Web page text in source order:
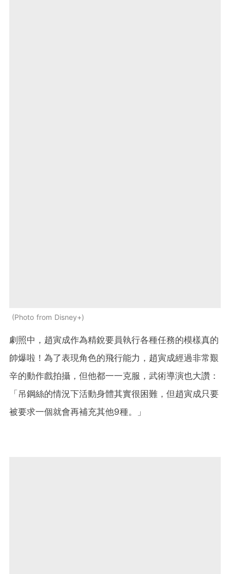
Photo from Disney+
劇照中，趙寅成作為精銳要員執行各種任務的模樣真的
帥爆啦！為了表現角色的飛行能力，趙寅成經過非常艱
辛的動作戲拍攝，但他都一一克服，武術導演也大讚：
「吊鋼絲的情況下活動身體其實很困難，但趙寅成只要
被要求一個就會再補充其他9種。」